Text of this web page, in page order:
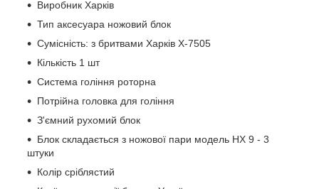
Виробник Харків
Тип аксесуара ножовий блок
Сумісність: з бритвами Харків X-7505
Кількість 1 шт
Система гоління роторна
Потрійна головка для гоління
З'ємний рухомий блок
Блок складається з ножової пари модель НХ 9 - 3
штуки
Колір сріблястий